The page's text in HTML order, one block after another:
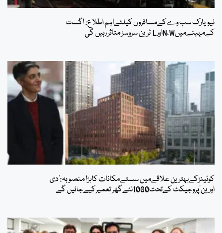
نیویارک سب وےکےمسافروں کیلئےاہم اطلاع: اگست
کےمہینےمیںN،WاورL ٹرین سروسز متاثر رہیں گی
کوئینزکےبہترین علاقےمیں سستےمکانات کابڑا منصوبہ:’دی
اورین’پروجیکٹ کےتحت1000نئےگھر تعمیرکیےجائیں گے